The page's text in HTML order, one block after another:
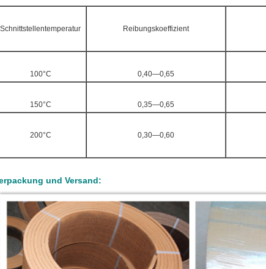
Schnittstellentemperatur Reibungskoeffizient
100°C 0,40—0,65
150°C 0,35—0,65
200°C 0,30—0,60
und Versand: